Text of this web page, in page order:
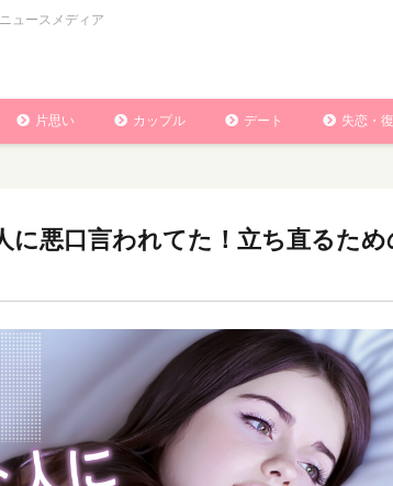
ュースメディア
片思い カップル デート 失恋・
に悪口言われてた！立ち直るため